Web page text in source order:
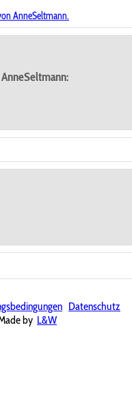
AnneSeltmann.
Datenschutz
by L&W